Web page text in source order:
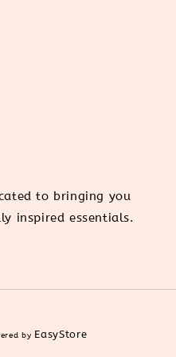
to bringing you
inspired essentials.
by EasyStore